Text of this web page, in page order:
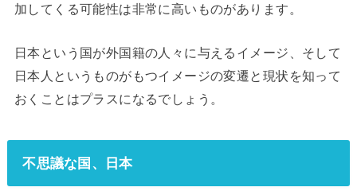
加してくる可能性は非常に高いものがあります。
日本という国が外国籍の人々に与えるイメージ、そして
日本人というものがもつイメージの変遷と現状を知って
おくことはプラスになるでしょう。
不思議な国、日本